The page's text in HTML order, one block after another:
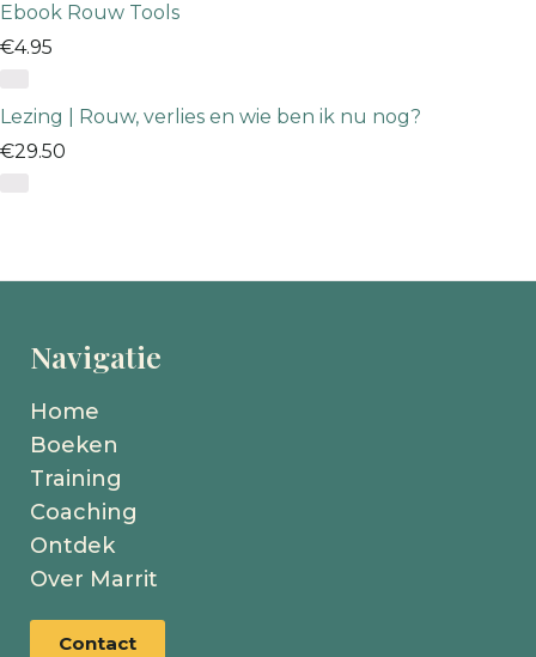
Ebook Rouw Tools
€4.95
Lezing | Rouw, verlies en wie ben ik nu nog?
€29.50
Navigatie
Home
Boeken
Training
Coaching
Ontdek
Over Marrit
Contact